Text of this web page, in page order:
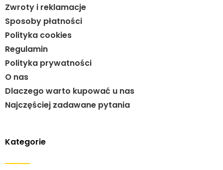
Zwroty i reklamacje
Sposoby płatności
Polityka cookies
Regulamin
Polityka prywatności
O nas
Dlaczego warto kupować u nas
Najczęściej zadawane pytania
Kategorie